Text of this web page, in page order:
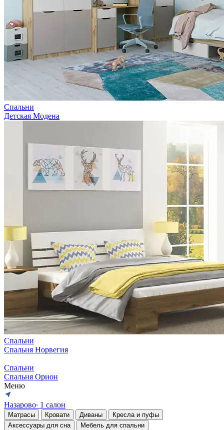
Спальни
Детская Модена
Спальни
Спальня Норвегия
Спальни
Спальня Орион
Меню
Назарово∙ 1 салон
Матрасы Кровати Диваны
Кресла и пуфы
Аксессуары для сна
Мебель для спальни